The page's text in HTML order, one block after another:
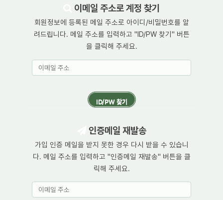
이메일 주소로 계정 찾기
회원정보에 등록된 메일 주소로 아이디/비밀번호를 알
려드립니다. 메일 주소를 입력하고 "ID/PW 찾기" 버튼
을 클릭해 주세요.
인증메일 재발송
가입 인증 메일을 받지 못한 경우 다시 받을 수 있습니
다. 메일 주소를 입력하고 "인증메일 재발송" 버튼을 클
릭해 주세요.